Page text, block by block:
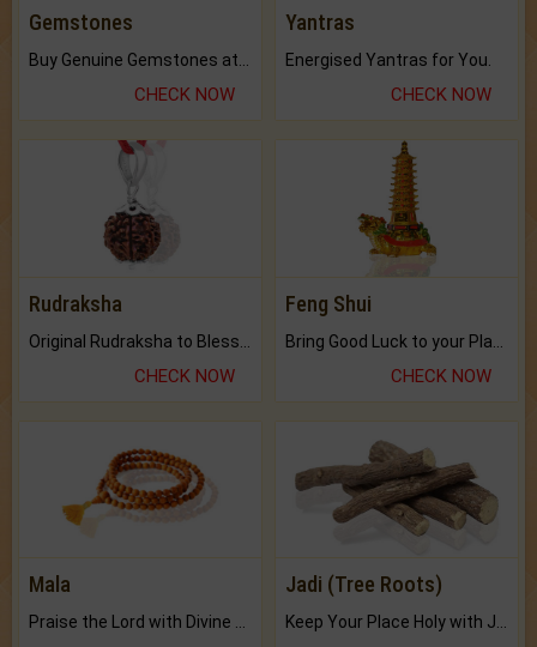
Gemstones
CHECK NOW
Yantras
Energised Yantras for You.
CHECK NOW
Rudraksha
CHECK NOW
Feng Shui
CHECK NOW
Mala
Praise the Lord with Divine Energies of Mala.
Jadi (Tree Roots)
Keep Your Place Holy with Jadi.